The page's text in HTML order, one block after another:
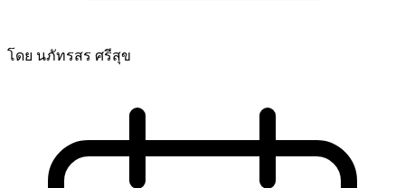
โดย นภัทรสร ศรีสุข